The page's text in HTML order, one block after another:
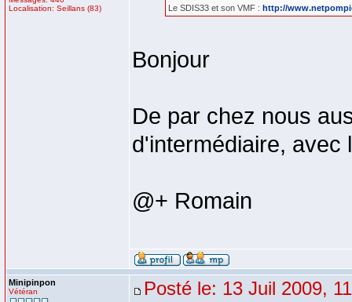
Localisation: Seillans (83)
Le SDIS33 et son VMF : http://
Bonjour
De par chez nous
d'intermédiaire, avec
@+ Romain
Minipinpon
Vétéran Posté le: 13 Juil 2009,